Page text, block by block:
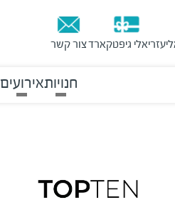
עזריאלי גיפטקארדצור קשר
חנויותאירועים